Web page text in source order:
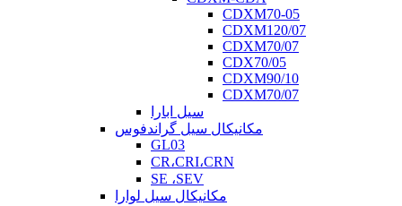
CDXM70-05
CDXM120/07
CDXM70/07
CDX70/05
CDXM90/10
CDXM70/07
سیل ابارا
مکانیکال سیل گراندفوس
GL03
CR،CRI،CRN
SE ،SEV
مکانیکال سیل لوارا